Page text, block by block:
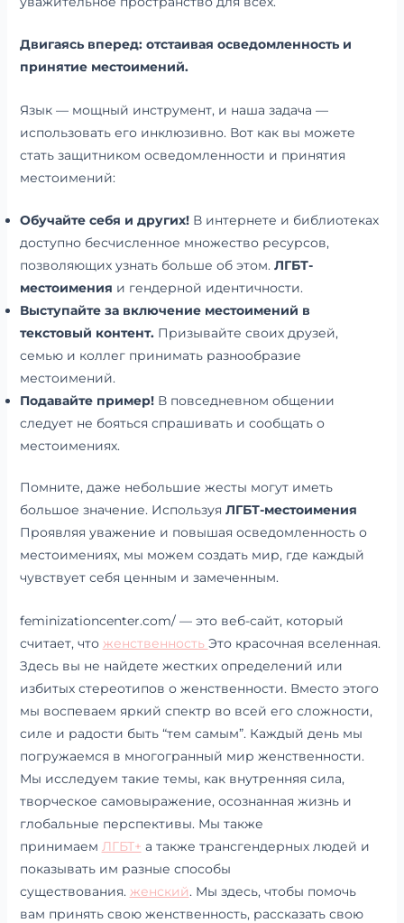
Двигаясь вперед: отстаивая осведомленность и
принятие местоимений.
Язык — мощный инструмент, и наша задача —
использовать его инклюзивно. Вот как вы можете
стать защитником осведомленности и принятия
местоимений:
Обучайте себя и других!В интернете и библиотеках
доступно бесчисленное множество ресурсов,
позволяющих узнать больше об этом. ЛГБТ-
местоимения и гендерной идентичности.
Выступайте за включение местоимений в
текстовый контент.Призывайте своих друзей,
семью и коллег принимать разнообразие
местоимений.
Подавайте пример!В повседневном общении
следует не бояться спрашивать и сообщать о
местоимениях.
Помните, даже небольшие жесты могут иметь
большое значение. Используя ЛГБТ-местоимения
Проявляя уважение и повышая осведомленность о
местоимениях, мы можем создать мир, где каждый
чувствует себя ценным и замеченным.
feminizationcenter.com/ — это веб-сайт, который
считает, что женственность Это красочная вселенная.
Здесь вы не найдете жестких определений или
избитых стереотипов о женственности. Вместо этого
мы воспеваем яркий спектр во всей его сложности,
силе и радости быть “тем самым”. Каждый день мы
погружаемся в многогранный мир женственности.
Мы исследуем такие темы, как внутренняя сила,
творческое самовыражение, осознанная жизнь и
глобальные перспективы. Мы также
принимаем ЛГБТ+ а также трансгендерных людей и
показывать им разные способы
существования. женский. Мы здесь, чтобы помочь
вам принять свою женственность, рассказать свою